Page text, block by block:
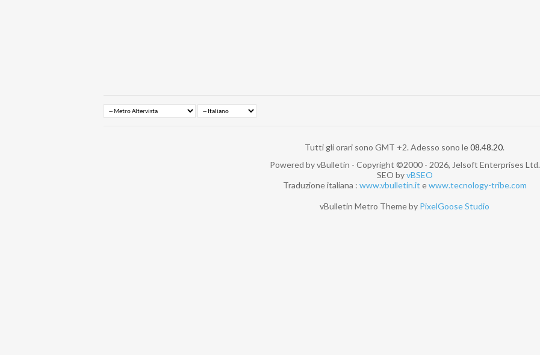
Tutti gli orari sono GMT +2. Adesso sono le08.48.20.
Powered by vBulletin - Copyright ©2000 - 2026, Jelsoft Enterprises Ltd.
SEO byvBSEO
Traduzione italiana : www.vbulletin.it ewww.tecnology-tribe.com
vBulletin Metro Theme by PixelGoose Studio